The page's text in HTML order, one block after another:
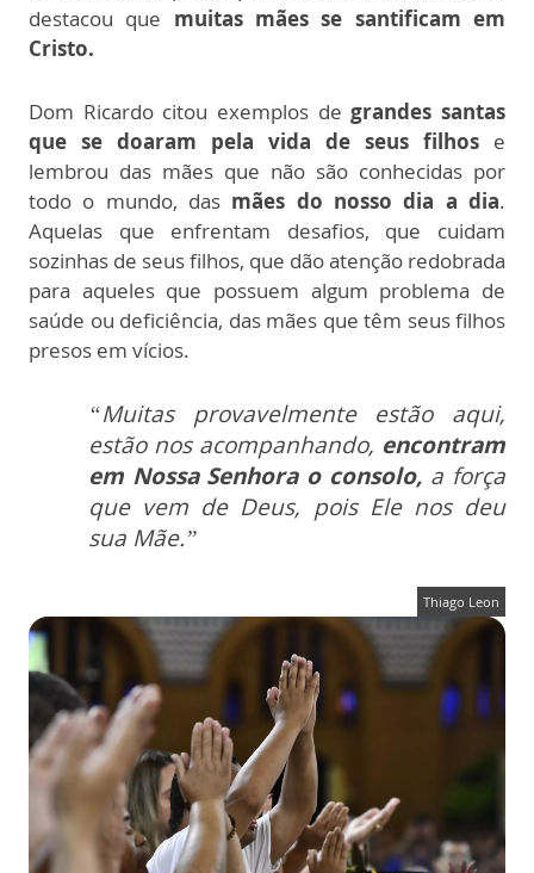
destacou que muitas mães se santificam em
Cristo.
Dom Ricardo citou exemplos degrandes santas
que se doaram pela vida de seus filhos e
lembrou das mães que não são conhecidas por
todo o mundo, das mães do nosso dia a dia.
Aquelas que enfrentam desafios, que cuidam
sozinhas de seus filhos, que dão atenção redobrada
para aqueles que possuem algum problema de
saúde ou deficiência, das mães que têm seus filhos
presos em vícios.
“Muitas provavelmente estão aqui,
estão nos acompanhando, encontram
em Nossa Senhora o consolo, a força
que vem de Deus, pois Ele nos deu
sua Mãe.”
Thiago Leon